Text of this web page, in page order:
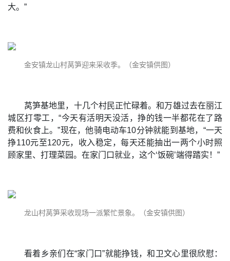
大。”
金安镇龙山村莴笋迎来采收季。（金安镇供图）
莴笋基地里，十几个村民正忙碌着。和万雄过去在丽江
城区打零工，“今天有活明天没活，挣的钱一半都花在了路
费和伙食上。”现在，他骑电动车10分钟就能到基地，“一天
挣110元至120元，收入稳定，每天还能抽出一两个小时照
顾家里、打理菜园。在家门口就业，这个‘饭碗’端得踏实！”
龙山村莴笋采收现场一派繁忙景象。（金安镇供图）
看着乡亲们在“家门口”就能挣钱，和卫文心里很欣慰：